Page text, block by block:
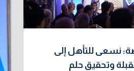
نسعى للتأهل إلى
وتحقيق حلم